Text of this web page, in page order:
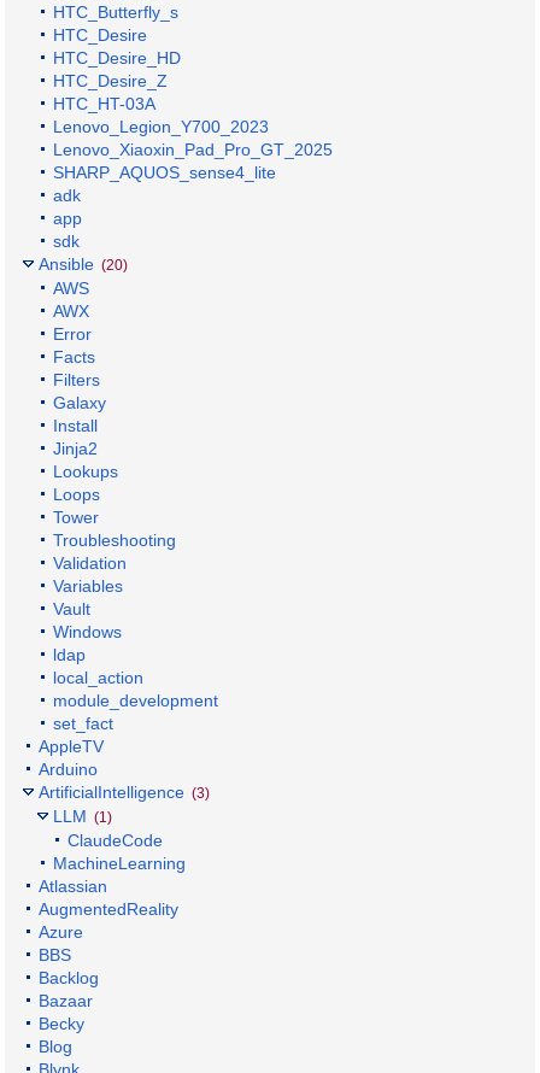
HTC_Butterfly_s
HTC_Desire
HTC_Desire_HD
HTC_Desire_Z
HTC_HT-03A
Lenovo_Legion_Y700_2023
Lenovo_Xiaoxin_Pad_Pro_GT_2025
SHARP_AQUOS_sense4_lite
adk
app
sdk
Ansible (20)
AWS
AWX
Error
Facts
Filters
Galaxy
Install
Jinja2
Lookups
Loops
Tower
Troubleshooting
Validation
Variables
Vault
Windows
ldap
local_action
module_development
set_fact
AppleTV
Arduino
ArtificialIntelligence (3)
LLM (1)
ClaudeCode
MachineLearning
Atlassian
AugmentedReality
Azure
BBS
Backlog
Bazaar
Becky
Blog
Blynk